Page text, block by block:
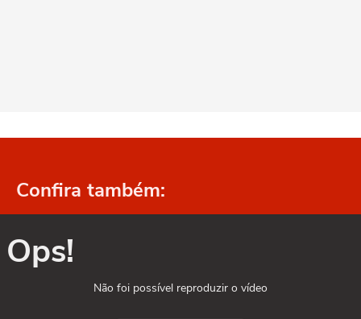
Confira também:
Ops!
Não foi possível reproduzir o vídeo